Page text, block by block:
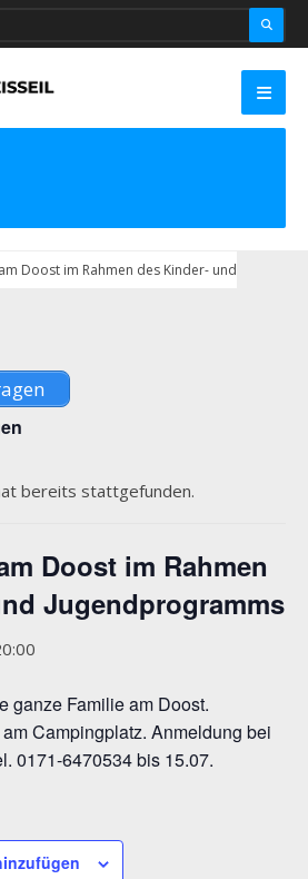
Doost im Rahmen des Kinder- und
bereits stattgefunden.
Doost im Rahmen
Jugendprogramms
ganze Familie am Doost.
Campingplatz. Anmeldung bei
0171-6470534 bis 15.07.